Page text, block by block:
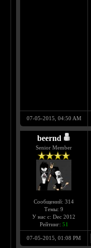
07-05-2015, 04:50 AM
beernd
Senior Member
Сообщений: 314
Темы: 9
У нас с: Dec 2012
Рейтинг: 51
07-05-2015, 01:08 PM